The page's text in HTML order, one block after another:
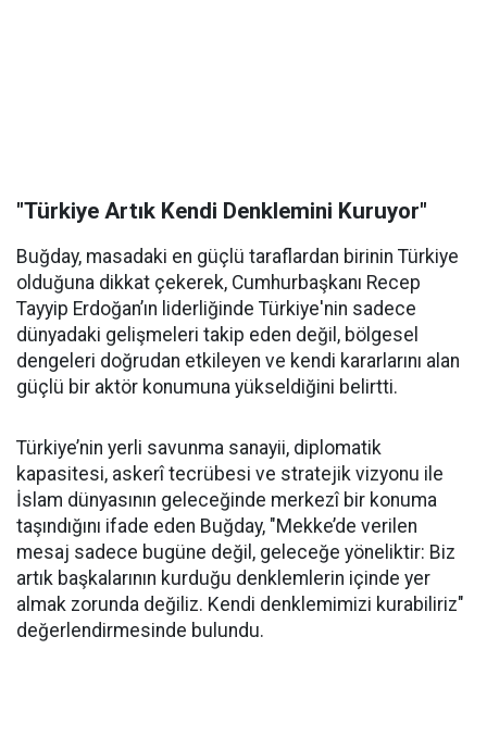
"Türkiye Artık Kendi Denklemini Kuruyor"
Buğday, masadaki en güçlü taraflardan birinin Türkiye
olduğuna dikkat çekerek, Cumhurbaşkanı Recep
Tayyip Erdoğan’ın liderliğinde Türkiye'nin sadece
dünyadaki gelişmeleri takip eden değil, bölgesel
dengeleri doğrudan etkileyen ve kendi kararlarını alan
güçlü bir aktör konumuna yükseldiğini belirtti.
Türkiye’nin yerli savunma sanayii, diplomatik
kapasitesi, askerî tecrübesi ve stratejik vizyonu ile
İslam dünyasının geleceğinde merkezî bir konuma
taşındığını ifade eden Buğday, "Mekke’de verilen
mesaj sadece bugüne değil, geleceğe yöneliktir: Biz
artık başkalarının kurduğu denklemlerin içinde yer
almak zorunda değiliz. Kendi denklemimizi kurabiliriz"
değerlendirmesinde bulundu.